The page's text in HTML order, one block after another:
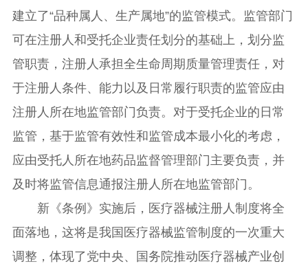
建立了“品种属人、生产属地”的监管模式。监管部门
可在注册人和受托企业责任划分的基础上，划分监
管职责，注册人承担全生命周期质量管理责任，对
于注册人条件、能力以及日常履行职责的监管应由
注册人所在地监管部门负责。对于受托企业的日常
监管，基于监管有效性和监管成本最小化的考虑，
应由受托人所在地药品监督管理部门主要负责，并
及时将监管信息通报注册人所在地监管部门。
新《条例》实施后，医疗器械注册人制度将全
面落地，这将是我国医疗器械监管制度的一次重大
调整，体现了党中央、国务院推动医疗器械产业创